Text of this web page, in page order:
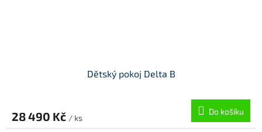
Dětský pokoj Delta B
28 490 Kč / ks
Do košíku